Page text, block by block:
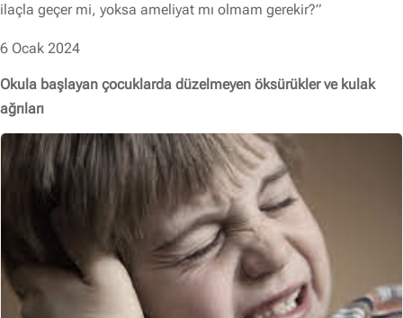
ilaçla geçer mi, yoksa ameliyat mı olmam gerekir?”
6 Ocak 2024
Okula başlayan çocuklarda düzelmeyen öksürükler ve kulak
ağrıları